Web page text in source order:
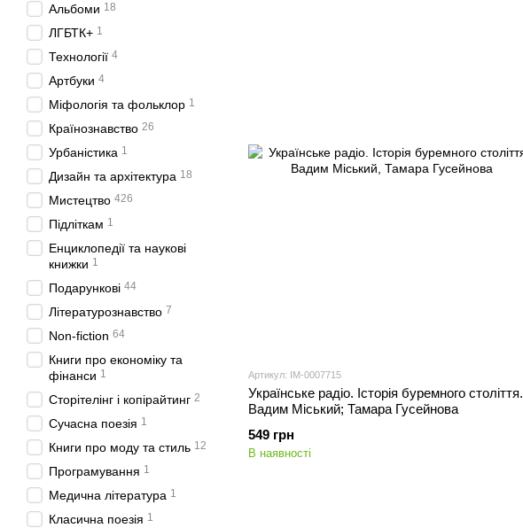
Артикул: IM-0007715
Українське радіо. Історія буремного століття.
Вадим Міський; Тамара Гусейнова
549 грн
В наявності
Альбоми 18
ЛГБТК+ 1
Технології 4
Артбуки 4
Міфологія та фольклор 1
Країнознавство 26
Урбаністика 1
Дизайн та архітектура 18
Мистецтво 426
Підліткам 1
Енциклопедії та наукові
книжки 1
Подарункові 44
Літературознавство 7
Non-fiction 64
Книги про економіку та
фінанси 1
Сторітелінг і копірайтинг 2
Сучасна поезія 1
Книги про моду та стиль 12
Програмування 1
Медична література 1
Класична поезія 1